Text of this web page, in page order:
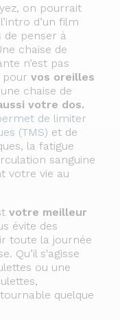
on pourrait
d’un film
de penser à
chaise de
n’est pas
pour vos oreilles
chaise de
votre dos.
de limiter
(TMS) et de
la fatigue
sanguine
votre vie au
votre meilleur
évite des
toute la journée
Qu’il s'agisse
ou une
quelque